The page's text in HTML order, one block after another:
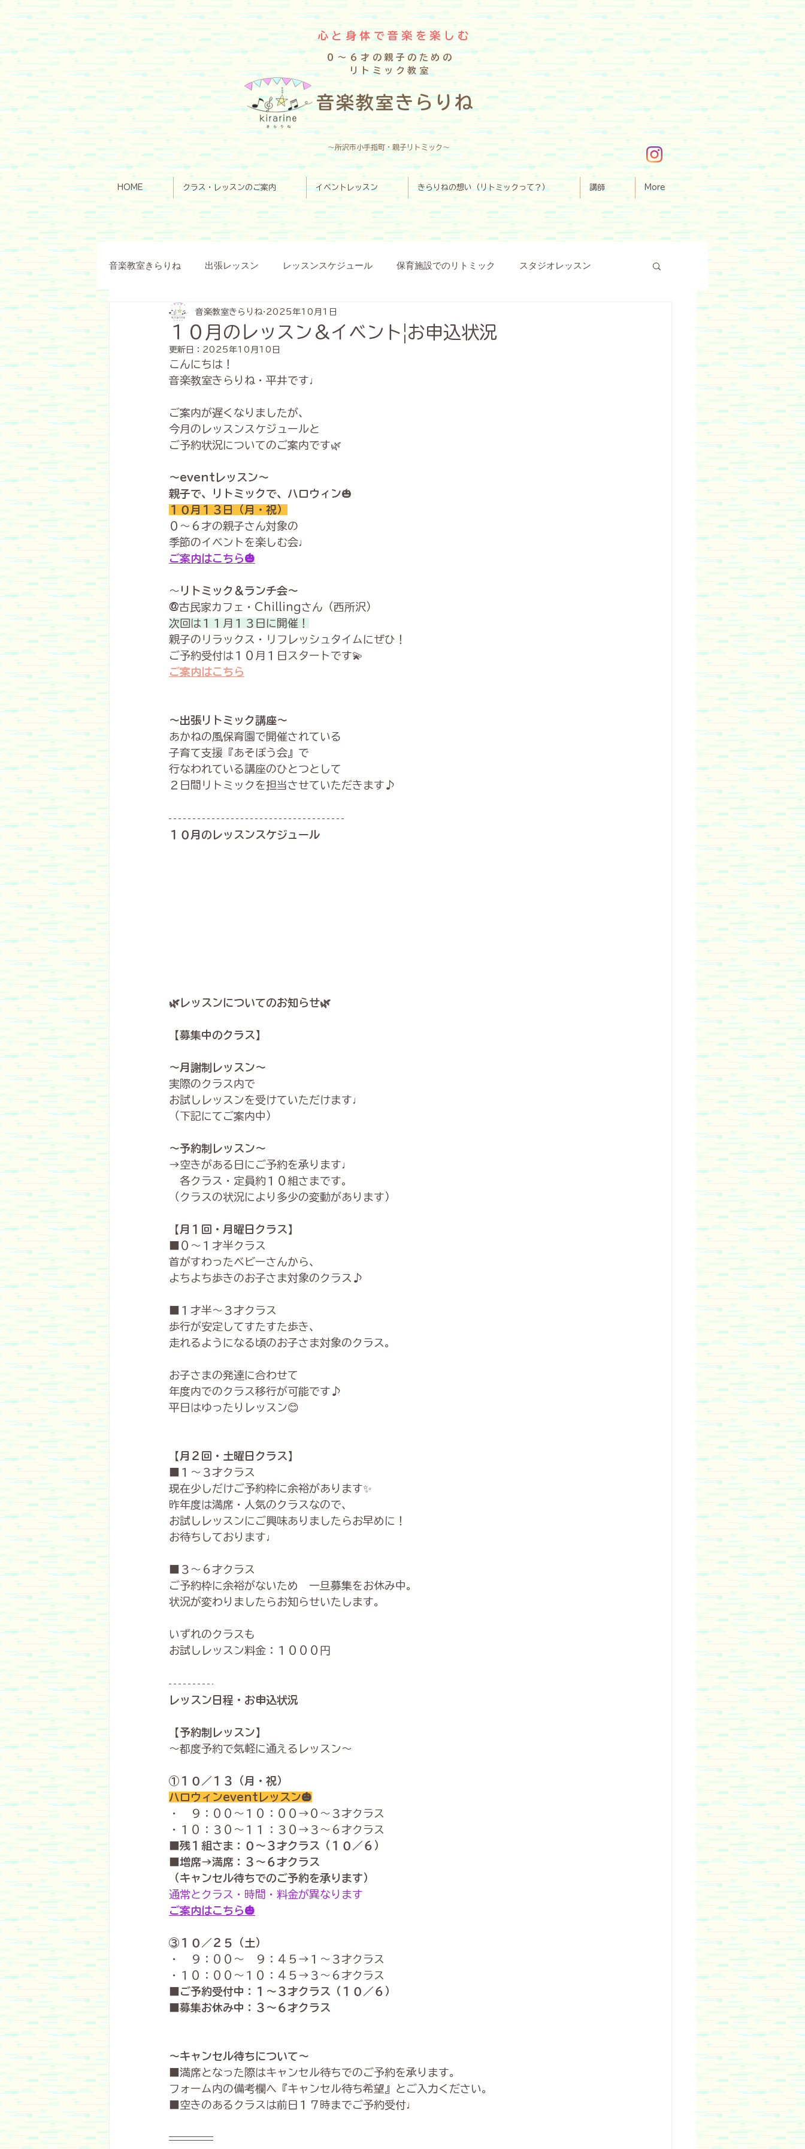
心と身体で音楽を楽しむ
０～６才の親子のための
リトミック教室
​音楽教室きらりね
～所沢市小手指町・親子リトミック～
HOME クラス・レッスンのご案内 イベントレッスン きらりねの想い（リトミックって？） 講師 More
音楽教室きらりね 出張レッスン レッスンスケジュール 保育施設でのリトミック スタジオレッスン
イベント その他 きらりね
３〜６才クラス 予約制レッスン
月謝制クラス １～２才クラス ２～３才クラス
インタビュー記事 クリスマス会
１０月のレッスン＆イベント|お申込状況
音楽教室きらりね 2025年10月1日
更新日： 2025年10月10日
こんにちは！
音楽教室きらりね・平井です♩
ご案内が遅くなりましたが、
今月のレッスンスケジュールと
ご予約状況についてのご案内です🌿
～eventレッスン～
親子で、リトミックで、ハロウィン🎃
１０月１３日（月・祝）
０〜６才の親子さん対象の
季節のイベントを楽しむ会♩
ご案内はこちら🎃
～ リトミック＆ランチ会～
@古民家カフェ・Chillingさん（西所沢）
次回は１１月１３日に開催！
親子のリラックス・リフレッシュタイムにぜひ！
ご予約受付は１０月１日スタートです💫
ご案内はこちら
～出張リトミック講座～
あかねの風保育園で開催されている
子育て支援『あそぼう会』で
行なわれている講座のひとつとして
２日間リトミックを担当させていただきます♪
１０月のレッスンスケジュール
🌿レッスンについてのお知らせ🌿
【募集中のクラス】
～月謝制レッスン～
実際のクラス内で
お試しレッスンを受けていただけます♩
（下記にてご案内中）
〜予約制レッスン〜
→空きがある日にご予約を承ります♩
各クラス・定員約１０組さまです。
（クラスの状況により多少の変動があります）
【月１回・月曜日クラス】
■０〜１才半クラス
首がすわったベビーさんから、
よちよち歩きのお子さま対象のクラス♪
■１才半～３才クラス
歩行が安定してすたすた歩き、
走れるようになる頃のお子さま対象のクラス。
お子さまの発達に合わせて
年度内でのクラス移行が可能です♪
平日はゆったりレッスン😊
【月２回・土曜日クラス】
■１〜３才クラス
現在少しだけご予約枠に余裕があります✨
昨年度は満席・人気のクラスなので、
お試しレッスンにご興味ありましたらお早めに！
お待ちしております♩
■３～６才クラス
ご予約枠に余裕がないため　一旦募集をお休み中。
状況が変わりましたらお知らせいたします。
いずれのクラスも
お試しレッスン料金：１０００円
レッスン日程・お申込状況
【予約制レッスン】
～都度予約で気軽に通えるレッスン～
①１０／１３（月・祝）
ハロウィンeventレッスン🎃
・　９：００〜１０：００→０〜３才クラス
・１０：３０〜１１：３０→３〜６才クラス
■残１組さま：０〜３才クラス（１０／６）
■増席→満席：３～６才クラス
（キャンセル待ちでのご予約を承ります）
通常とクラス・時間・料金が異なります
ご案内はこちら🎃
③１０／２５（土）
・　９：００〜　９：４５→１〜３才クラス
・１０：００〜１０：４５→３〜６才クラス
■ご予約受付中：１～３才クラス（１０／６）
■募集お休み中：３～６才クラス
～キャンセル待ちについて～
■満席となった際はキャンセル待ちでのご予約を承ります。
フォーム内の備考欄へ『キャンセル待ち希望』とご入力ください。
■空きのあるクラスは前日１７時までご予約受付♩